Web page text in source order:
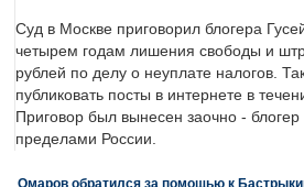
Суд в Москве приговорил блогера
четырем годам лишения свободы и
рублей по делу о неуплате налогов.
публиковать посты в интернете в
Приговор был вынесен заочно - блогер
пределами России.
Омаров обратился за помощью к